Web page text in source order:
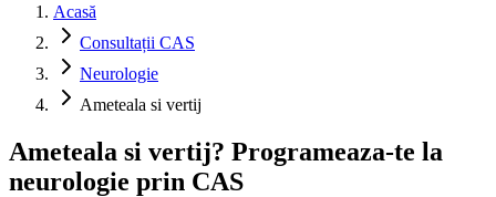
Acasă
Consultații CAS
Neurologie
Ameteala si vertij
Ameteala si vertij? Programeaza-te la
neurologie prin CAS